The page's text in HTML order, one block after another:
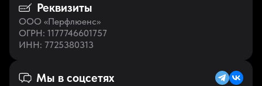
Реквизиты
ООО «Перфлюенс»
ОГРН: 1177746601757
ИНН: 7725380313
Мы в соцсетях